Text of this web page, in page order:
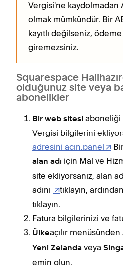
Vergisi'ne kaydolmadan
olmak mümkündür. Bir
kayıtlı değilseniz,
giremezsiniz.
Squarespace
olduğunuz site veya
abonelikler
Bir web sitesi aboneliği
Vergisi bilgilerini
adresini açın.panel
alan adı için Mal ve
site ekliyorsanız, alan
adını
tıklayın, ardından
tıklayın.
Fatura bilgilerinizi ve
Ülkeaçılır menüsünden
Yeni Zelanda veya
emin olun.